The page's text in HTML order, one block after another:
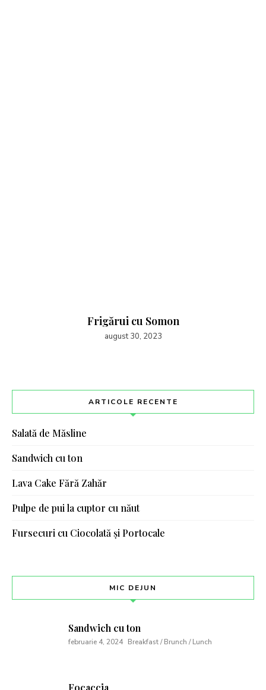
Frigărui cu Somon
august 30, 2023
ARTICOLE RECENTE
Salată de Măsline
Sandwich cu ton
Lava Cake Fără Zahăr
Pulpe de pui la cuptor cu năut
Fursecuri cu Ciocolată și Portocale
MIC DEJUN
Sandwich cu ton
februarie 4, 2024 Breakfast / Brunch / Lunch
Focaccia